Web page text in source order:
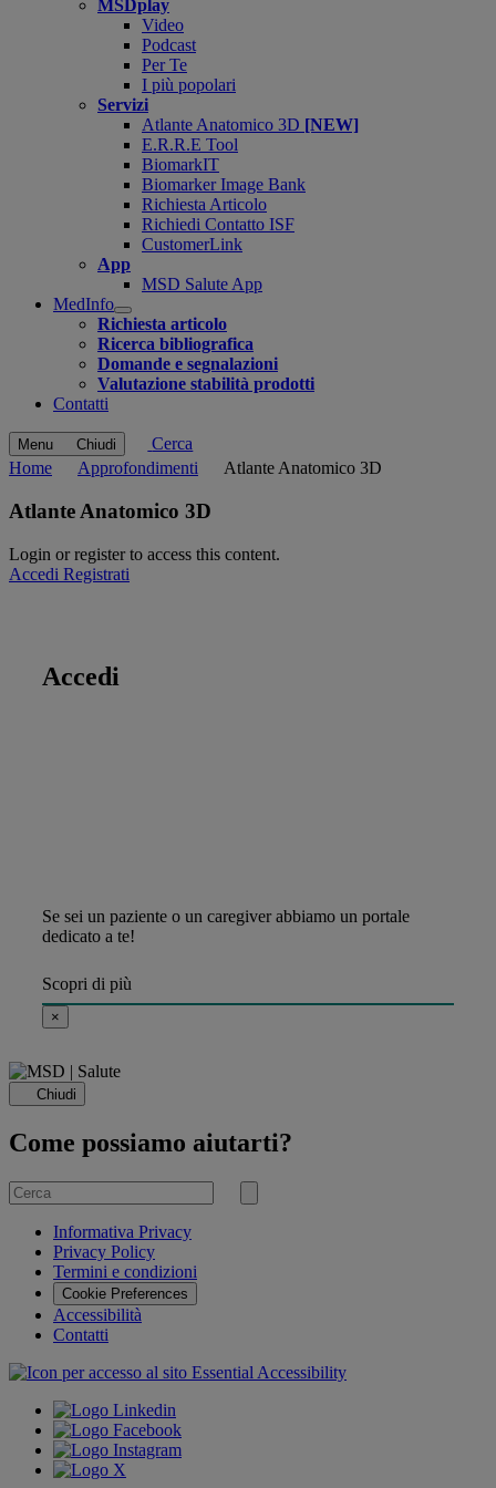
MSDplay
Video
Podcast
Per Te
I più popolari
Servizi
Atlante Anatomico 3D [NEW]
E.R.R.E Tool
BiomarkIT
Biomarker Image Bank
Richiesta Articolo
Richiedi Contatto ISF
CustomerLink
App
MSD Salute App
MedInfo
Open
submenu
Richiesta articolo
Ricerca bibliografica
Domande e segnalazioni
Valutazione stabilità prodotti
Contatti
Menu Chiudi
Cerca
Home
Approfondimenti Atlante Anatomico 3D
Atlante Anatomico 3D
Login or register to access this content.
Accedi Registrati
Accedi
Se sei un paziente o un caregiver abbiamo un portale
dedicato a te!
Scopri di più
×
Chiudi
Come possiamo aiutarti?
Cerca
per
Invia
Informativa Privacy
Privacy Policy
Termini e condizioni
Cookie Preferences
Accessibilità
Contatti